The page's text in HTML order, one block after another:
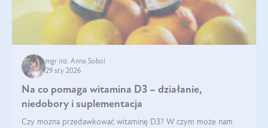
mgr inż. Anna Sobol
29 sty 2026
Na co pomaga witamina D3 – działanie,
niedobory i suplementacja
Czy można przedawkować witaminę D3? W czym może nam